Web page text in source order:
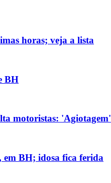
horas; veja a lista
BH
motoristas: 'Agiotagem'
em BH; idosa fica ferida